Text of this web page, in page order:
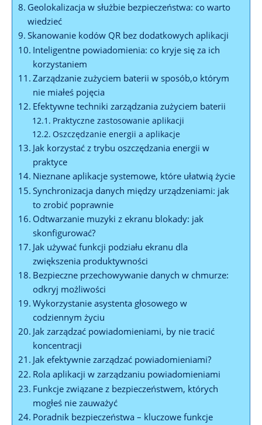
Geolokalizacja w służbie bezpieczeństwa: co ‌warto
wiedzieć
Skanowanie kodów QR bez dodatkowych ‌aplikacji
Inteligentne powiadomienia: co⁣ kryje się za ich
korzystaniem
Zarządzanie zużyciem baterii w sposób,o którym
nie miałeś pojęcia
Efektywne techniki⁣ zarządzania zużyciem ⁢baterii
Praktyczne zastosowanie aplikacji
Oszczędzanie energii a ​aplikacje
Jak korzystać z trybu ​oszczędzania energii w
praktyce
Nieznane aplikacje systemowe, które⁣ ułatwią życie
Synchronizacja danych ‍między urządzeniami:⁤ jak
to zrobić poprawnie
Odtwarzanie muzyki z ekranu blokady: jak
skonfigurować?
Jak⁣ używać funkcji ‍podziału ekranu dla
zwiększenia​ produktywności
Bezpieczne przechowywanie danych w ⁢chmurze:
odkryj możliwości
Wykorzystanie asystenta głosowego w
codziennym⁣ życiu
Jak zarządzać powiadomieniami, by nie ‌tracić
koncentracji
Jak efektywnie zarządzać powiadomieniami?
Rola ​aplikacji w⁢ zarządzaniu powiadomieniami
Funkcje związane z bezpieczeństwem, ⁤których
mogłeś nie zauważyć
Poradnik bezpieczeństwa – kluczowe funkcje